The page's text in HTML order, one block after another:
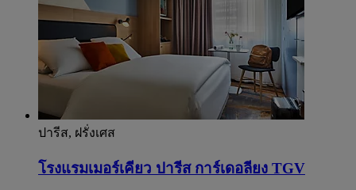
ปารีส, ฝรั่งเศส
โรงแรมเมอร์เคียว ปารีส การ์เดอลียง TGV